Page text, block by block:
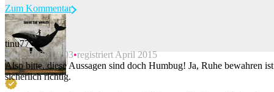
Beitrag melden
Zum Kommentar
tinu77
24.02.2020 08:03 registriert April 2015
Also bitte, diese Aussagen sind doch Humbug! Ja, Ruhe bewahren ist
sicherlich richtig.